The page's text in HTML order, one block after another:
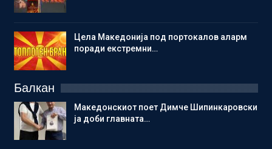
Цела Македонија под портокалов аларм
поради екстремни…
Балкан
Македонскиот поет Димче Шипинкаровски
ја доби главната…